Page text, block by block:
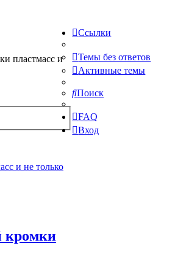
пластмасс и
Ссылки
Темы без ответов
Активные темы
Поиск
FAQ
Вход
и не только
кромки